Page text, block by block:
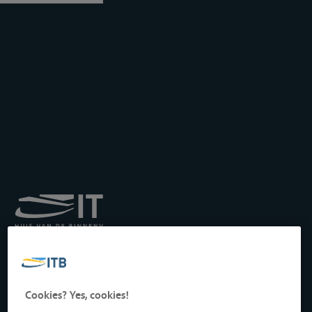
het Transport langs de
Drukpersstraat 19
1000 Brussel, België
Cookies? Yes, cookies!